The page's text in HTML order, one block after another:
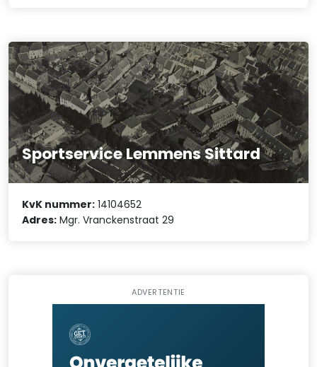
Sportservice Lemmens Sittard
KvK nummer: 14104652
Adres: Mgr. Vranckenstraat 29
ADVERTENTIE